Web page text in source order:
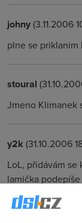
johny(3.11.2006
plne se
stoural
Jmeno Klimanek
y2k (31.10.2006
LoL, přidávám se
lamička